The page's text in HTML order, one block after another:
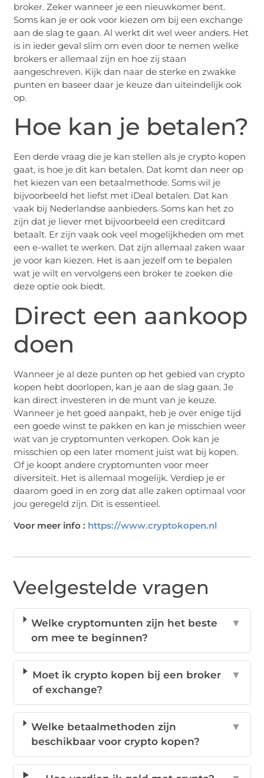
broker. Zeker wanneer je een nieuwkomer bent.
Soms kan je er ook voor kiezen om bij een exchange
aan de slag te gaan. Al werkt dit wel weer anders. Het
is in ieder geval slim om even door te nemen welke
brokers er allemaal zijn en hoe zij staan
aangeschreven. Kijk dan naar de sterke en zwakke
punten en baseer daar je keuze dan uiteindelijk ook
op.
Hoe kan je betalen?
Een derde vraag die je kan stellen als je crypto kopen
gaat, is hoe je dit kan betalen. Dat komt dan neer op
het kiezen van een betaalmethode. Soms wil je
bijvoorbeeld het liefst met iDeal betalen. Dat kan
vaak bij Nederlandse aanbieders. Soms kan het zo
zijn dat je liever met bijvoorbeeld een creditcard
betaalt. Er zijn vaak ook veel mogelijkheden om met
een e-wallet te werken. Dat zijn allemaal zaken waar
je voor kan kiezen. Het is aan jezelf om te bepalen
wat je wilt en vervolgens een broker te zoeken die
deze optie ook biedt.
Direct een aankoop
doen
Wanneer je al deze punten op het gebied van crypto
kopen hebt doorlopen, kan je aan de slag gaan. Je
kan direct investeren in de munt van je keuze.
Wanneer je het goed aanpakt, heb je over enige tijd
een goede winst te pakken en kan je misschien weer
wat van je cryptomunten verkopen. Ook kan je
misschien op een later moment juist wat bij kopen.
Of je koopt andere cryptomunten voor meer
diversiteit. Het is allemaal mogelijk. Verdiep je er
daarom goed in en zorg dat alle zaken optimaal voor
jou geregeld zijn. Dit is essentieel.
Voor meer info : https://www.cryptokopen.nl
Veelgestelde vragen
Welke cryptomunten zijn het beste
om mee te beginnen?
▼
Moet ik crypto kopen bij een broker
of exchange?
▼
Welke betaalmethoden zijn
beschikbaar voor crypto kopen?
▼